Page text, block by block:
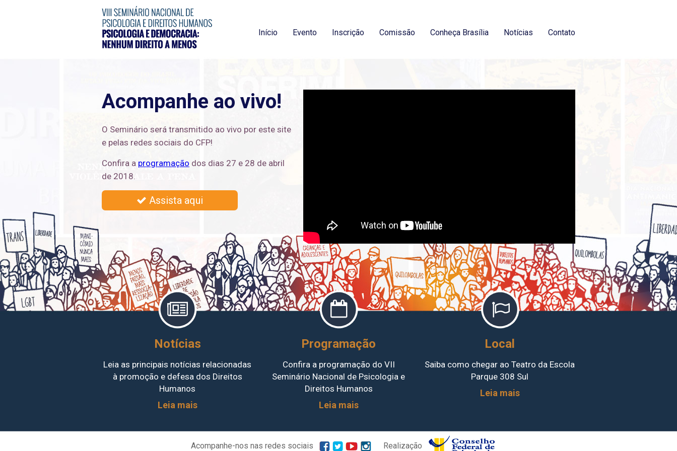
Início Evento Inscrição Comissão Conheça Brasília Notícias Contato
Acompanhe ao vivo!
O Seminário será transmitido ao vivo por este site
e pelas redes sociais do CFP!
Confira a programação dos dias 27 e 28 de abril
de 2018.
Assista aqui
Notícias
Leia as principais notícias relacionadas
à promoção e defesa dos Direitos
Humanos
Leia mais
Programação
Confira a programação do VII
Seminário Nacional de Psicologia e
Direitos Humanos
Leia mais
Local
Saiba como chegar ao Teatro da Escola
Parque 308 Sul
Leia mais
Acompanhe-nos nas redes sociais Realização